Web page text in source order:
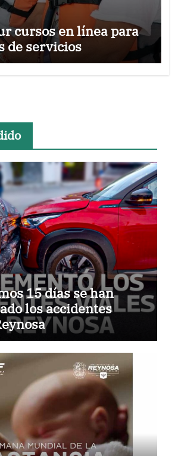
cursos en línea para
de servicios
15 días se han
los accidentes